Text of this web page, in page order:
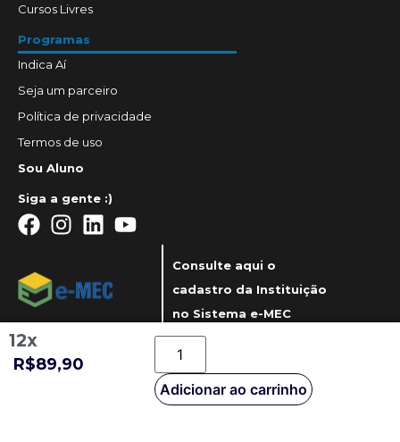
12x
R$89,90
Adicionar ao carrinho
Cursos Livres
Programas
Indica Aí
Seja um parceiro
Política de privacidade
Termos de uso
Sou Aluno
Siga a gente :)
Consulte aqui o
cadastro da Instituição
no Sistema e-MEC